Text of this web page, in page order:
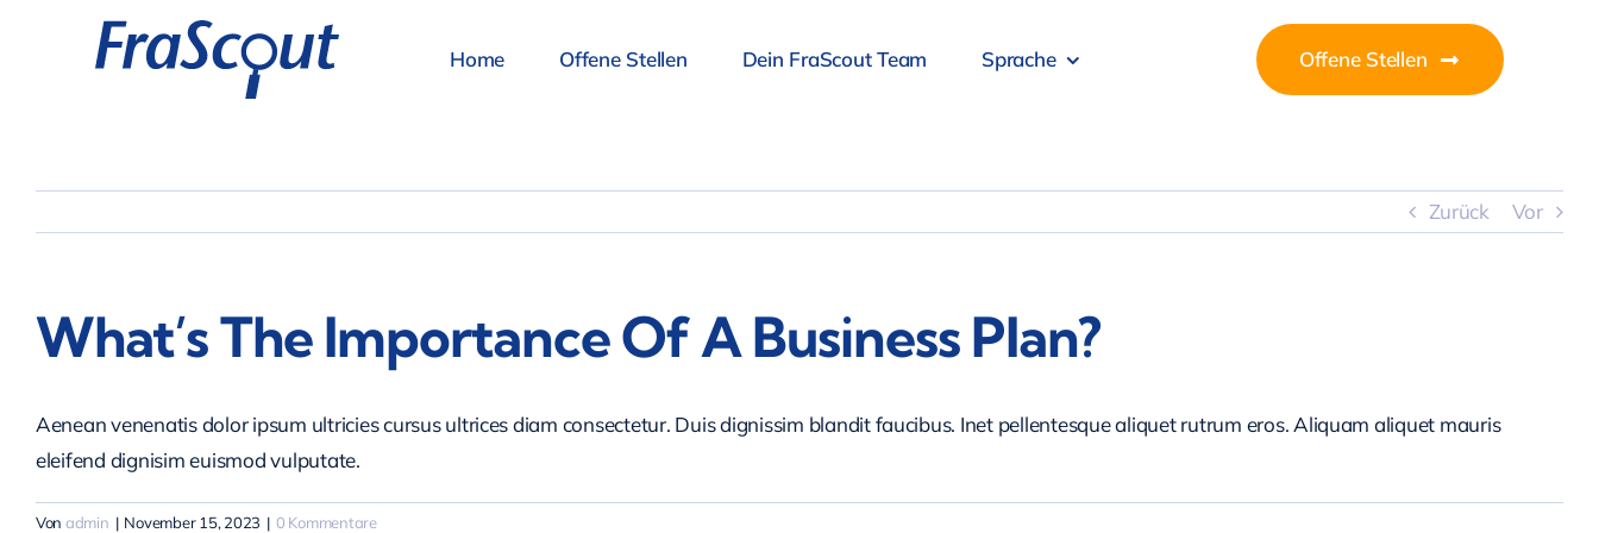
Home Offene Stellen Dein FraScout Team Sprache Offene Stellen
Zurück Vor
What’s The Importance Of A Business Plan?
Aenean venenatis dolor ipsum ultricies cursus ultrices diam consectetur. Duis dignissim blandit faucibus. Inet pellentesque aliquet rutrum eros. Aliquam aliquet mauris
eleifend dignisim euismod vulputate.
Von admin | November 15, 2023 | 0 Kommentare